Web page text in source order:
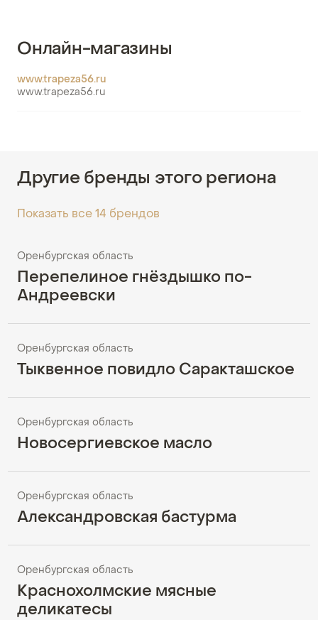
Онлайн-магазины
www.trapeza56.ru
www.trapeza56.ru
Другие бренды этого региона
Показать все 14 брендов
Оренбургская область
Перепелиное гнёздышко по-
Андреевски
Оренбургская область
Тыквенное повидло Саракташское
Оренбургская область
Новосергиевское масло
Оренбургская область
Александровская бастурма
Оренбургская область
Краснохолмские мясные
деликатесы